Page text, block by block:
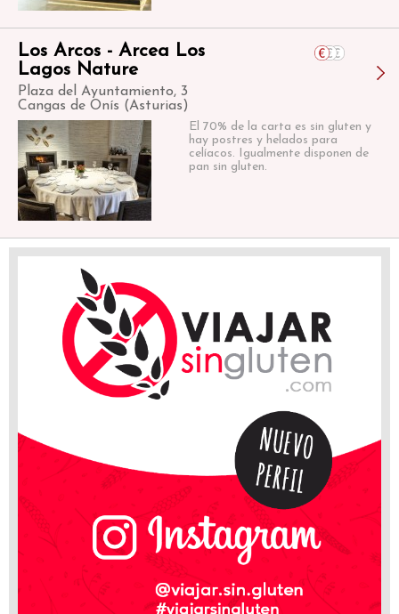
Los Arcos - Arcea Los
Lagos Nature
Plaza del Ayuntamiento, 3
Cangas de Onís (Asturias)
El 70% de la carta es sin gluten y
hay postres y helados para
celíacos. Igualmente disponen de
pan sin gluten.